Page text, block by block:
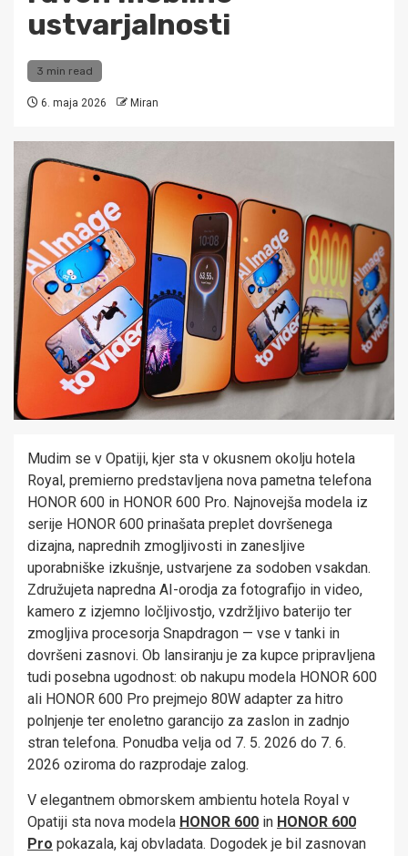
ustvarjalnosti
3 min read
6. maja 2026 Miran
Mudim se v Opatiji, kjer sta v okusnem okolju hotela
Royal, premierno predstavljena nova pametna telefona
HONOR 600 in HONOR 600 Pro. Najnovejša modela iz
serije HONOR 600 prinašata preplet dovršenega
dizajna, naprednih zmogljivosti in zanesljive
uporabniške izkušnje, ustvarjene za sodoben vsakdan.
Združujeta napredna AI-orodja za fotografijo in video,
kamero z izjemno ločljivostjo, vzdržljivo baterijo ter
zmogljiva procesorja Snapdragon — vse v tanki in
dovršeni zasnovi. Ob lansiranju je za kupce pripravljena
tudi posebna ugodnost: ob nakupu modela HONOR 600
ali HONOR 600 Pro prejmejo 80W adapter za hitro
polnjenje ter enoletno garancijo za zaslon in zadnjo
stran telefona. Ponudba velja od 7. 5. 2026 do 7. 6.
2026 oziroma do razprodaje zalog.
V elegantnem obmorskem ambientu hotela Royal v
Opatiji sta nova modela HONOR 600 in HONOR 600
Pro pokazala, kaj obvladata. Dogodek je bil zasnovan